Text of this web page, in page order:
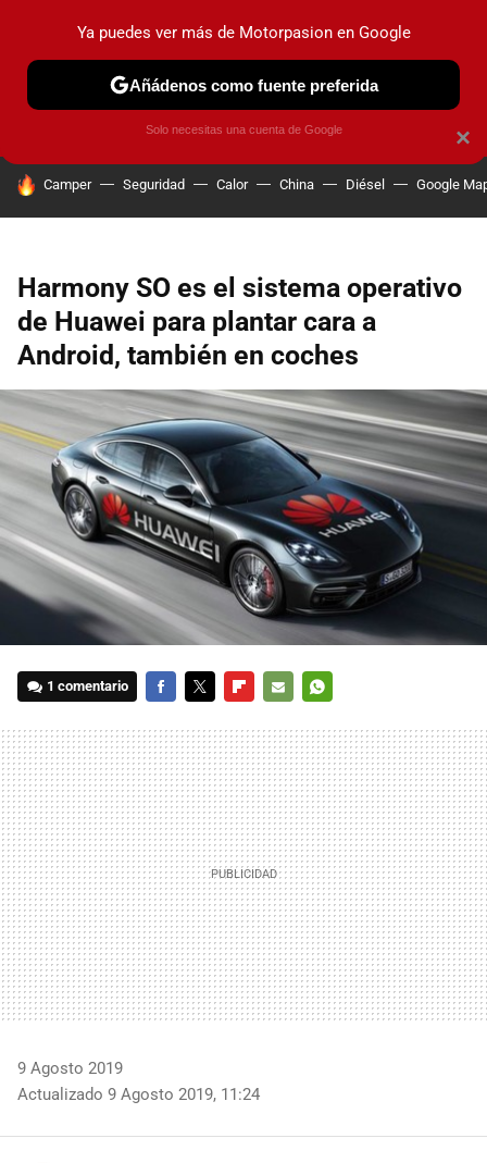
PRUEBAS COCHES ELÉCTRICOS OBSERVATORIO
HOY SE HABLA DE
Camper Seguridad Calor China Diésel Google
Harmony SO es el sistema operativo
de Huawei para plantar cara a
Android, también en coches
1 comentario
MAIL
9 Agosto 2019
Actualizado 9 Agosto 2019, 11:24
×
Ya puedes ver más de Motorpasion en Google
Añádenos como fuente preferida
Solo necesitas una cuenta de Google